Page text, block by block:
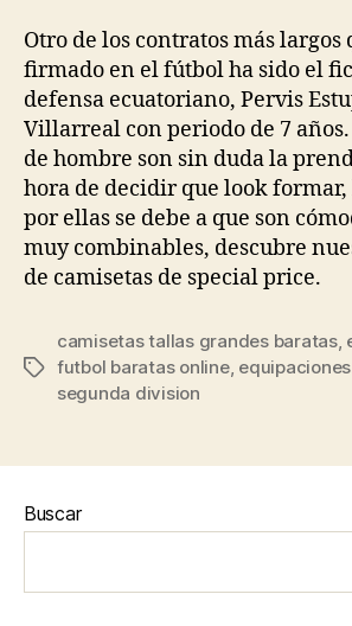
entrada
entrada
Otro de los contratos más largos
firmado en el fútbol ha sido el
defensa ecuatoriano, Pervis
Villarreal con periodo de 7
de hombre son sin duda la
hora de decidir que look
por ellas se debe a que son
muy combinables, descubre
de camisetas de special price.
Etiquetas
camisetas tallas grandes baratas,
futbol baratas online,
segunda division
Buscar